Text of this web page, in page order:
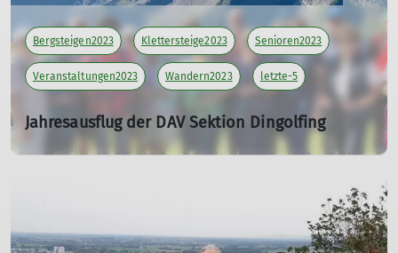
Bergsteigen2023 Klettersteige2023 Senioren2023
Veranstaltungen2023 Wandern2023 letzte-5
Jahresausflug der DAV Sektion Dingolfing
20.08.2023